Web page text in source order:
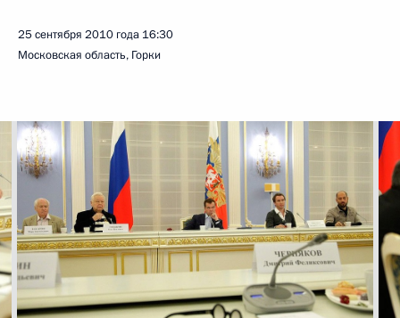
25 сентября 2010 года 16:30
Московская область, Горки